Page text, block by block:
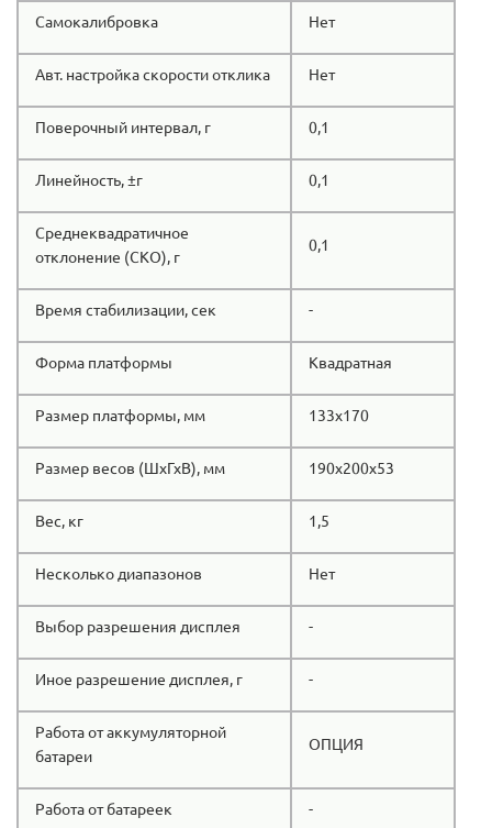
Самокалибровка Нет
Авт. настройка скорости отклика Нет
Поверочный интервал, г 0,1
Линейность, ±г 0,1
Среднеквадратичное
отклонение (СКО), г
0,1
Время стабилизации, сек -
Форма платформы Квадратная
Размер платформы, мм 133х170
Размер весов (ШхГхВ), мм 190х200х53
Вес, кг 1,5
Несколько диапазонов Нет
Выбор разрешения дисплея -
Иное разрешение дисплея, г -
Работа от аккумуляторной
батареи
ОПЦИЯ
Работа от батареек -